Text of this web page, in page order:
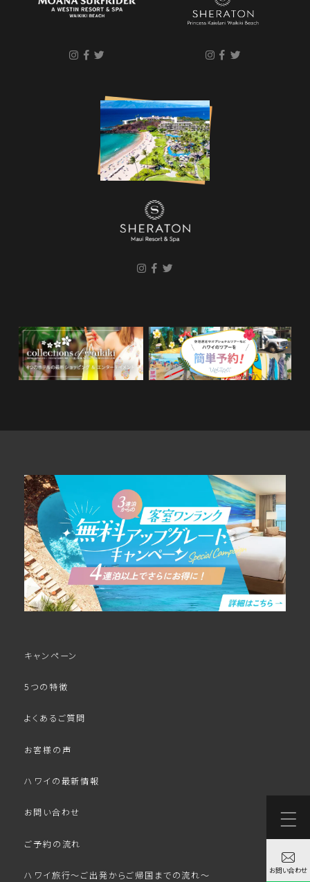
キャンペーン
5つの特徴
よくあるご質問
お客様の声
ハワイの最新情報
お問い合わせ
ご予約の流れ
ハワイ旅行～ご出発からご帰国までの流れ～ お問い合わせ